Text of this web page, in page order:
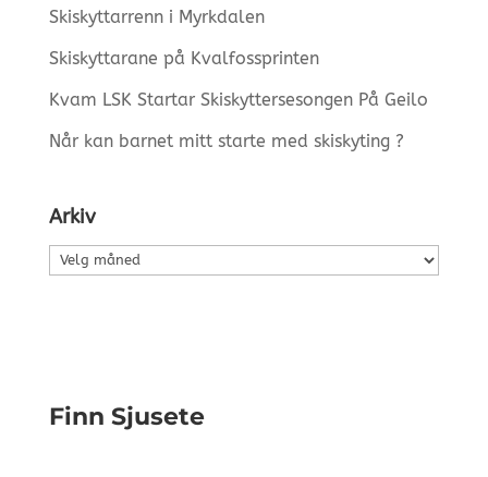
Skiskyttarrenn i Myrkdalen
Skiskyttarane på Kvalfossprinten
Kvam LSK Startar Skiskyttersesongen På Geilo
Når kan barnet mitt starte med skiskyting ?
Arkiv
Arkiv
Finn Sjusete